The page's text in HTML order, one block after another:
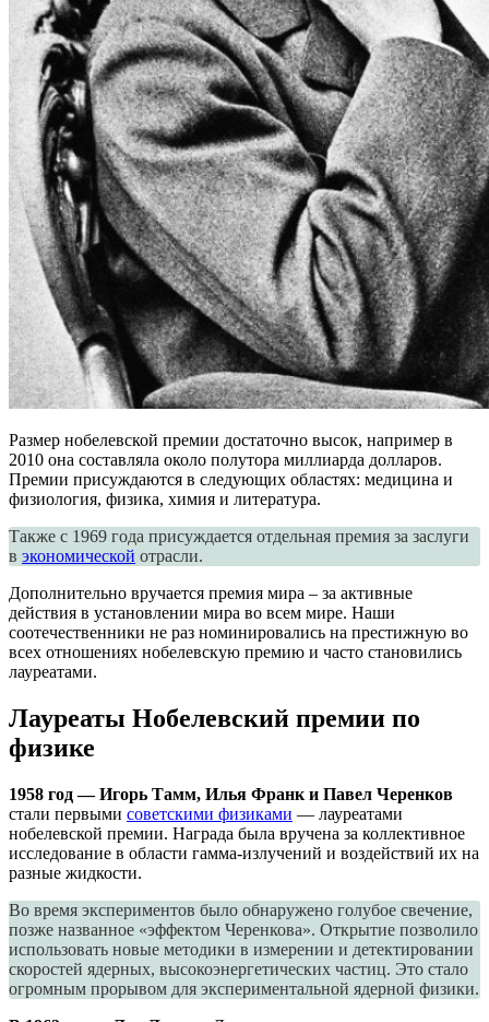
Размер нобелевской премии достаточно высок, например в
2010 она составляла около полутора миллиарда долларов.
Премии присуждаются в следующих областях: медицина и
физиология, физика, химия и литература.
Также с 1969 года присуждается отдельная премия за заслуги
в экономической отрасли.
Дополнительно вручается премия мира – за активные
действия в установлении мира во всем мире. Наши
соотечественники не раз номинировались на престижную во
всех отношениях нобелевскую премию и часто становились
лауреатами.
Лауреаты Нобелевский премии по
физике
1958 год — Игорь Тамм, Илья Франк и Павел Черенков
стали первыми советскими физиками — лауреатами
нобелевской премии. Награда была вручена за коллективное
исследование в области гамма-излучений и воздействий их на
разные жидкости.
Во время экспериментов было обнаружено голубое свечение,
позже названное «эффектом Черенкова». Открытие позволило
использовать новые методики в измерении и детектировании
скоростей ядерных, высокоэнергетических частиц. Это стало
огромным прорывом для экспериментальной ядерной физики.